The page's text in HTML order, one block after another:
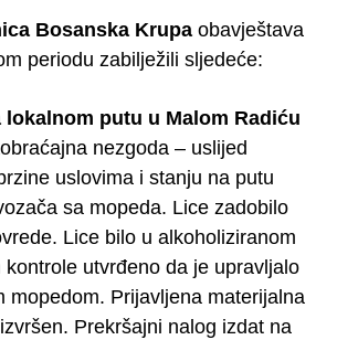
Bosanska Krupa obavještava
periodu zabilježili sljedeće:
lokalnom putu u Malom Radiću
nezgoda – uslijed
uslovima i stanju na putu
sa mopeda. Lice zadobilo
Lice bilo u alkoholiziranom
utvrđeno da je upravljalo
mopedom. Prijavljena materijalna
Prekršajni nalog izdat na